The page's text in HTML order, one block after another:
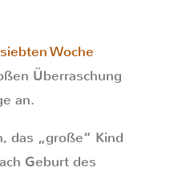
siebten Woche
Überraschung
an.
das „große“ Kind
Geburt des